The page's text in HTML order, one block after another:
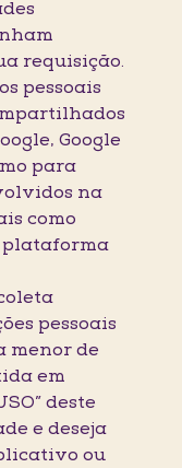
requisição.
pessoais
Google
para
na
como
plataforma
pessoais
menor de
em
deste
e deseja
ou